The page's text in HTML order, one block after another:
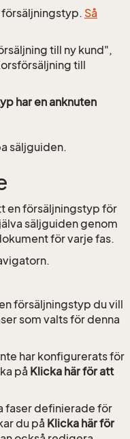
försäljningstyp. Så
till ny kund",
till
har en anknuten
säljguiden.
en försäljningstyp för
säljguiden genom
för varje fas.
försäljningstyp du vill
som valts för denna
har konfigurerats för
på Klicka här för att
faser definierade för
du på Klicka här för